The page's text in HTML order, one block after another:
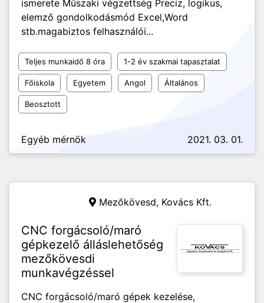
ismerete Műszaki végzettség Precíz, logikus,
elemző gondolkodásmód Excel,Word
stb.magabiztos felhasználói...
Teljes munkaidő 8 óra 1-2 év szakmai tapasztalat
Főiskola Egyetem Angol Általános
Beosztott
Egyéb mérnök 2021. 03. 01.
Mezőkövesd, Kovács Kft.
CNC forgácsoló/maró
gépkezelő álláslehetőség
mezőkövesdi
munkavégzéssel
CNC forgácsoló/maró gépek kezelése,